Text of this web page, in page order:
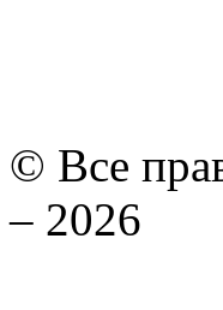
© Все
– 2026